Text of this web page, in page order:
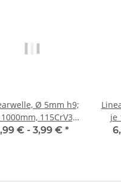
Ø 5mm h9;
115CrV3
und poliert
€ - 3,99 € *
je